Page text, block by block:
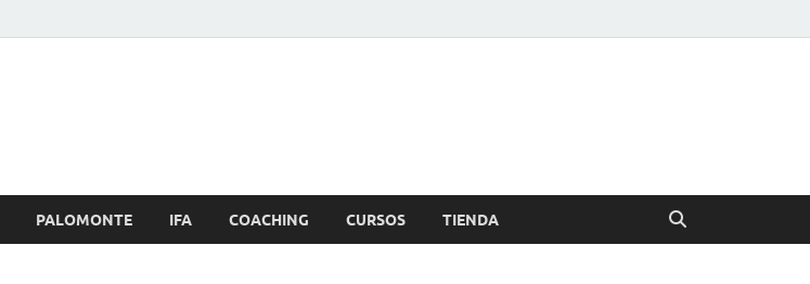
PALOMONTE IFA COACHING CURSOS TIENDA